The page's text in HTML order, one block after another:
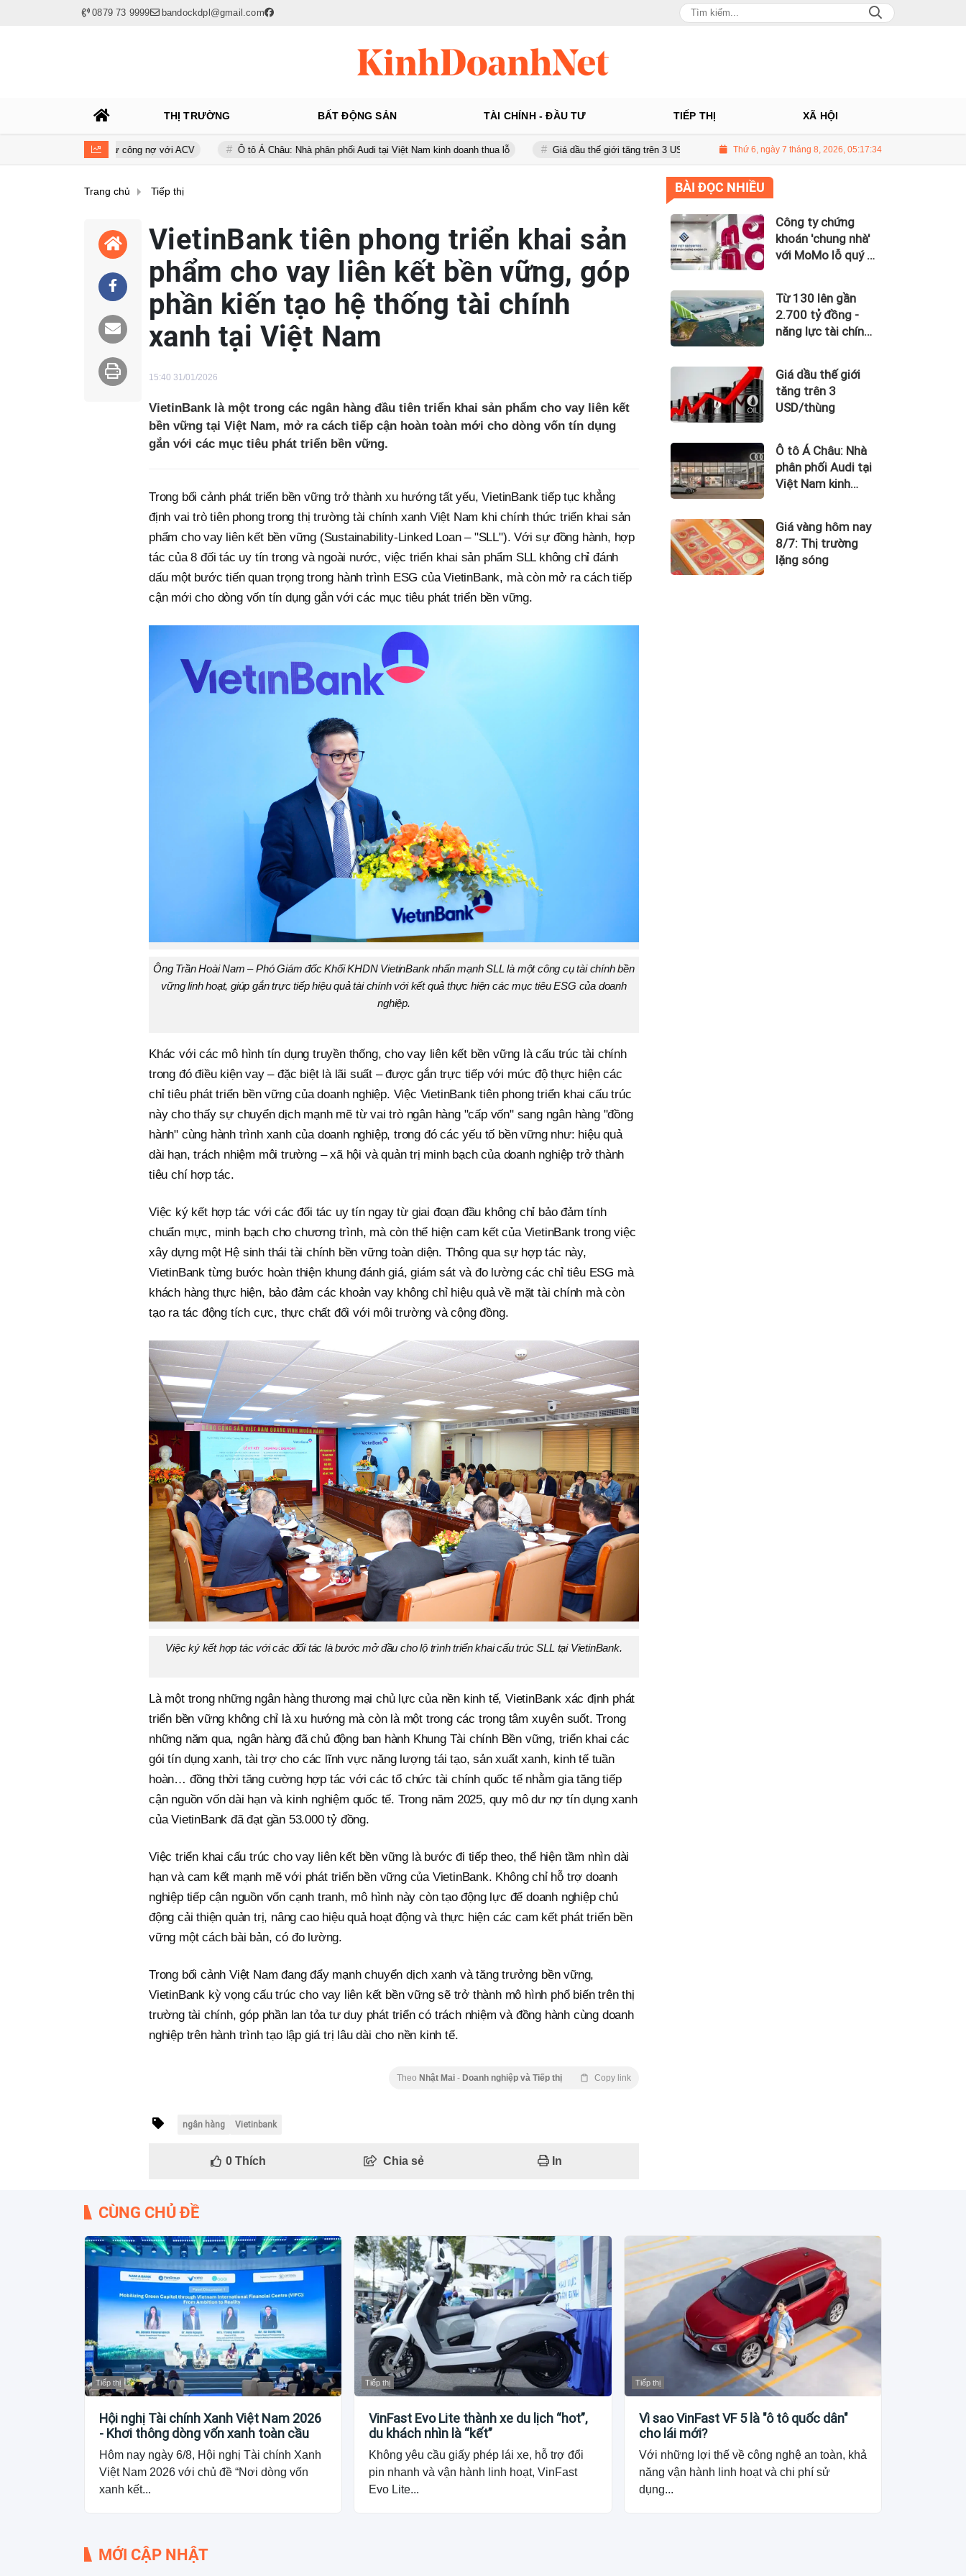
0879 73 9999 bandockdpl@gmail.com
THỊ TRƯỜNG BẤT ĐỘNG SẢN TÀI CHÍNH - ĐẦU TƯ TIẾP THỊ XÃ HỘI
nhìn từ công nợ với ACV Ô tô Á Châu: Nhà phân phối Audi tại Việt Nam kinh doanh thua lỗ Giá dầu thế giới tăng trên 3 USD/thùng Giá vàng hôm nay 8/7: Thị trường lặng sóng
Thứ 6, ngày 7 tháng 8, 2026, 05:17:35
Trang chủ Tiếp thị
VietinBank tiên phong triển khai sản
phẩm cho vay liên kết bền vững, góp
phần kiến tạo hệ thống tài chính
xanh tại Việt Nam
15:40 31/01/2026
VietinBank là một trong các ngân hàng đầu tiên triển khai sản phẩm cho vay liên kết
bền vững tại Việt Nam, mở ra cách tiếp cận hoàn toàn mới cho dòng vốn tín dụng
gắn với các mục tiêu phát triển bền vững.
Trong bối cảnh phát triển bền vững trở thành xu hướng tất yếu, VietinBank tiếp tục khẳng
định vai trò tiên phong trong thị trường tài chính xanh Việt Nam khi chính thức triển khai sản
phẩm cho vay liên kết bền vững (Sustainability-Linked Loan – "SLL"). Với sự đồng hành, hợp
tác của 8 đối tác uy tín trong và ngoài nước, việc triển khai sản phẩm SLL không chỉ đánh
dấu một bước tiến quan trọng trong hành trình ESG của VietinBank, mà còn mở ra cách tiếp
cận mới cho dòng vốn tín dụng gắn với các mục tiêu phát triển bền vững.
Ông Trần Hoài Nam – Phó Giám đốc Khối KHDN VietinBank nhấn mạnh SLL là một công cụ tài chính bền
vững linh hoạt, giúp gắn trực tiếp hiệu quả tài chính với kết quả thực hiện các mục tiêu ESG của doanh
nghiệp.
Khác với các mô hình tín dụng truyền thống, cho vay liên kết bền vững là cấu trúc tài chính
trong đó điều kiện vay – đặc biệt là lãi suất – được gắn trực tiếp với mức độ thực hiện các
chỉ tiêu phát triển bền vững của doanh nghiệp. Việc VietinBank tiên phong triển khai cấu trúc
này cho thấy sự chuyển dịch mạnh mẽ từ vai trò ngân hàng "cấp vốn" sang ngân hàng "đồng
hành" cùng hành trình xanh của doanh nghiệp, trong đó các yếu tố bền vững như: hiệu quả
dài hạn, trách nhiệm môi trường – xã hội và quản trị minh bạch của doanh nghiệp trở thành
tiêu chí hợp tác.
Việc ký kết hợp tác với các đối tác uy tín ngay từ giai đoạn đầu không chỉ bảo đảm tính
chuẩn mực, minh bạch cho chương trình, mà còn thể hiện cam kết của VietinBank trong việc
xây dựng một Hệ sinh thái tài chính bền vững toàn diện. Thông qua sự hợp tác này,
VietinBank từng bước hoàn thiện khung đánh giá, giám sát và đo lường các chỉ tiêu ESG mà
khách hàng thực hiện, bảo đảm các khoản vay không chỉ hiệu quả về mặt tài chính mà còn
tạo ra tác động tích cực, thực chất đối với môi trường và cộng đồng.
Việc ký kết hợp tác với các đối tác là bước mở đầu cho lộ trình triển khai cấu trúc SLL tại VietinBank.
Là một trong những ngân hàng thương mại chủ lực của nền kinh tế, VietinBank xác định phát
triển bền vững không chỉ là xu hướng mà còn là một trong các trọng tâm xuyên suốt. Trong
những năm qua, ngân hàng đã chủ động ban hành Khung Tài chính Bền vững, triển khai các
gói tín dụng xanh, tài trợ cho các lĩnh vực năng lượng tái tạo, sản xuất xanh, kinh tế tuần
hoàn… đồng thời tăng cường hợp tác với các tổ chức tài chính quốc tế nhằm gia tăng tiếp
cận nguồn vốn dài hạn và kinh nghiệm quốc tế. Trong năm 2025, quy mô dư nợ tín dụng xanh
của VietinBank đã đạt gần 53.000 tỷ đồng.
Việc triển khai cấu trúc cho vay liên kết bền vững là bước đi tiếp theo, thể hiện tầm nhìn dài
hạn và cam kết mạnh mẽ với phát triển bền vững của VietinBank. Không chỉ hỗ trợ doanh
nghiệp tiếp cận nguồn vốn cạnh tranh, mô hình này còn tạo động lực để doanh nghiệp chủ
động cải thiện quản trị, nâng cao hiệu quả hoạt động và thực hiện các cam kết phát triển bền
vững một cách bài bản, có đo lường.
Trong bối cảnh Việt Nam đang đẩy mạnh chuyển dịch xanh và tăng trưởng bền vững,
VietinBank kỳ vọng cấu trúc cho vay liên kết bền vững sẽ trở thành mô hình phổ biến trên thị
trường tài chính, góp phần lan tỏa tư duy phát triển có trách nhiệm và đồng hành cùng doanh
nghiệp trên hành trình tạo lập giá trị lâu dài cho nền kinh tế.
Theo Nhật Mai - Doanh nghiệp và Tiếp thị Copy link
ngân hàng Vietinbank
0Thích Chia sẻ In
BÀI ĐỌC NHIỀU
Công ty chứng
khoán 'chung nhà'
với MoMo lỗ quý II
lũy kế gần 181 tỷ
đồng
Từ 130 lên gần
2.700 tỷ đồng -
năng lực tài chính
Airways nhìn từ
công nợ với ACV
Giá dầu thế giới
tăng trên 3
USD/thùng
Ô tô Á Châu: Nhà
phân phối Audi tại
Việt Nam kinh
Giá vàng hôm nay
8/7: Thị trường
lặng sóng
CÙNG CHỦ ĐỀ
Tiếp thị
Hội nghị Tài chính Xanh Việt Nam 2026
- Khơi thông dòng vốn xanh toàn cầu
Hôm nay ngày 6/8, Hội nghị Tài chính Xanh
Việt Nam 2026 với chủ đề “Nơi dòng vốn
xanh kết...
Tiếp thị
VinFast Evo Lite thành xe du lịch “hot”,
du khách nhìn là “kết”
Không yêu cầu giấy phép lái xe, hỗ trợ đổi
pin nhanh và vận hành linh hoạt, VinFast
Evo Lite...
Tiếp thị
Vì sao VinFast VF 5 là "ô tô quốc dân"
cho lái mới?
Với những lợi thế về công nghệ an toàn, khả
năng vận hành linh hoạt và chi phí sử
dụng...
MỚI CẬP NHẬT